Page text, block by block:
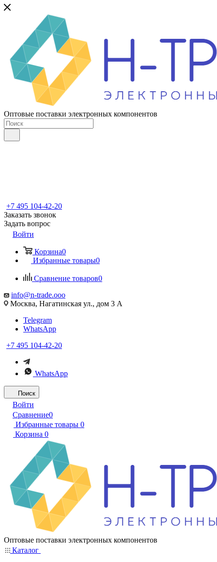
Оптовые поставки электронных компонентов
+7 495 104-42-20
Заказать звонок
Задать вопрос
Войти
Корзина0
Избранные товары0
Сравнение товаров0
info@n-trade.ooo
Москва, Нагатинская ул., дом 3 А
Telegram
WhatsApp
+7 495 104-42-20
WhatsApp
Поиск
Войти
Сравнение0
Избранные товары 0
Корзина 0
Оптовые поставки электронных компонентов
Каталог